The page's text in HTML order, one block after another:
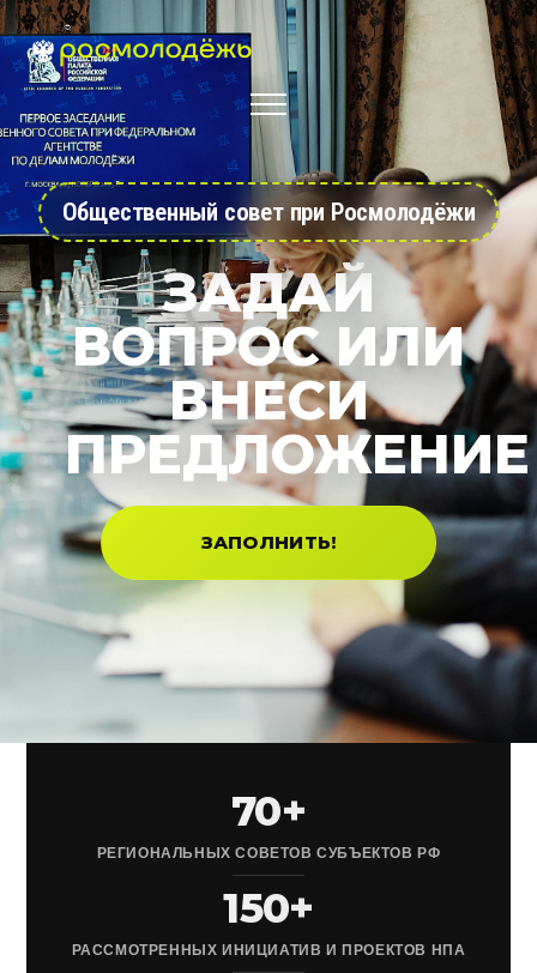
Общественный совет при Росмолодёжи
ЗАДАЙ
ВОПРОС ИЛИ
ВНЕСИ
ПРЕДЛОЖЕНИЕ
ЗАПОЛНИТЬ!
70+
РЕГИОНАЛЬНЫХ СОВЕТОВ СУБЪЕКТОВ РФ
150+
РАССМОТРЕННЫХ ИНИЦИАТИВ И ПРОЕКТОВ НПА